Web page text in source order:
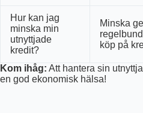
Hur kan jag
minska min
utnyttjade
kredit?
Minska
köp på
Kom ihåg: Att hantera sin
en god ekonomisk hälsa!